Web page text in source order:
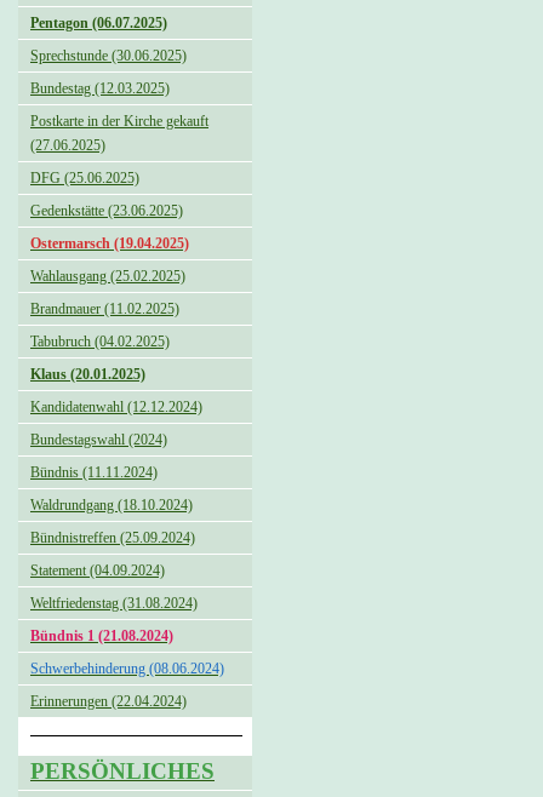
Pentagon (06.07.2025)
Sprechstunde (30.06.2025)
Bundestag (12.03.2025)
Postkarte in der Kirche gekauft
(27.06.2025)
DFG (25.06.2025)
Gedenkstätte (23.06.2025)
Ostermarsch (19.04.2025)
Wahlausgang (25.02.2025)
Brandmauer (11.02.2025)
Tabubruch (04.02.2025)
Klaus (20.01.2025)
Kandidatenwahl (12.12.2024)
Bundestagswahl (2024)
Bündnis (11.11.2024)
Waldrundgang (18.10.2024)
Bündnistreffen (25.09.2024)
Statement (04.09.2024)
Weltfriedenstag (31.08.2024)
Bündnis 1 (21.08.2024)
Schwerbehinderung (08.06.2024)
Erinnerungen (22.04.2024)
PERSÖNLICHES